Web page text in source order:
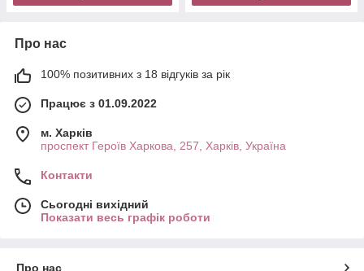
Про нас
100% позитивних з 18 відгуків за рік
Працює з 01.09.2022
м. Харків
проспект Героїв Харкова, 257, Харків, Україна
Контакти
Сьогодні вихідний
Показати весь графік роботи
Про нас